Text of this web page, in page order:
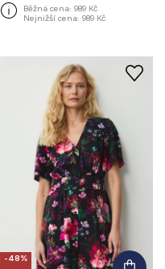
Běžná cena: 989 Kč
Nejnižší cena: 989 Kč
-48%